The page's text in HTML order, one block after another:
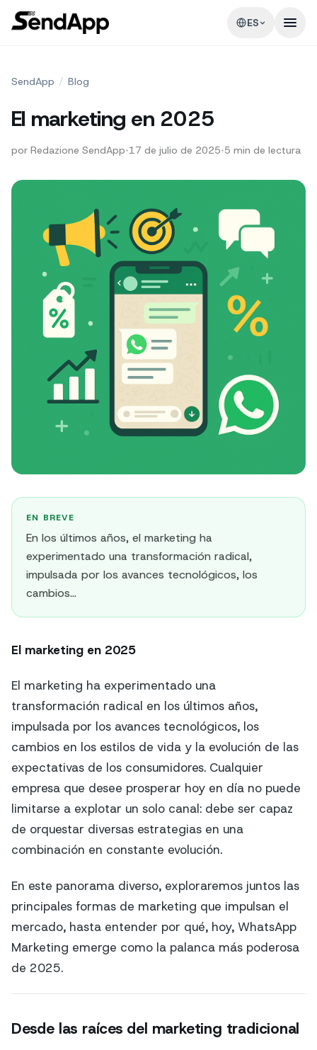
ES
SendApp / Blog
El marketing en 2025
por Redazione SendApp•17 de julio de 2025•5 min de lectura
EN BREVE
En los últimos años, el marketing ha
experimentado una transformación radical,
impulsada por los avances tecnológicos, los
cambios...
El marketing en 2025
El marketing ha experimentado una
transformación radical en los últimos años,
impulsada por los avances tecnológicos, los
cambios en los estilos de vida y la evolución de las
expectativas de los consumidores. Cualquier
empresa que desee prosperar hoy en día no puede
limitarse a explotar un solo canal: debe ser capaz
de orquestar diversas estrategias en una
combinación en constante evolución.
En este panorama diverso, exploraremos juntos las
principales formas de marketing que impulsan el
mercado, hasta entender por qué, hoy, WhatsApp
Marketing emerge como la palanca más poderosa
de 2025.
Desde las raíces del marketing tradicional